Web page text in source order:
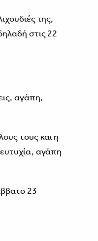
της,
στις 22
αγάπη,
τους και η
αγάπη
23